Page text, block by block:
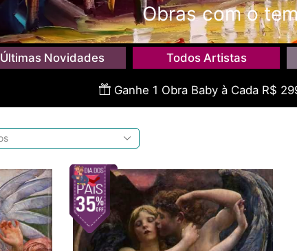
Obras com o
Últimas Novidades Todos Artistas
Ganhe 1 Obra Baby à Cada R$